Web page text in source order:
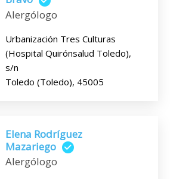
Alergólogo
Urbanización Tres Culturas
(Hospital Quirónsalud Toledo),
s/n
Toledo (Toledo), 45005
Elena Rodríguez
Mazariego
Alergólogo